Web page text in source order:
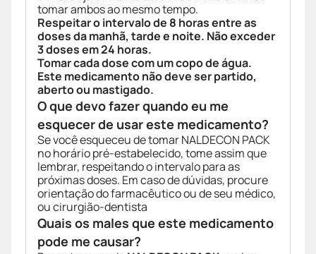
tomar ambos ao mesmo tempo.
Respeitar o intervalo de 8 horas entre as
doses da manhã, tarde e noite. Não exceder
3 doses em 24 horas.
Tomar cada dose com um copo de água.
Este medicamento não deve ser partido,
aberto ou mastigado.
O que devo fazer quando eu me
esquecer de usar este medicamento?
Se você esqueceu de tomar NALDECON PACK
no horário pré-estabelecido, tome assim que
lembrar, respeitando o intervalo para as
próximas doses. Em caso de dúvidas, procure
orientação do farmacêutico ou de seu médico,
ou cirurgião-dentista
Quais os males que este medicamento
pode me causar?